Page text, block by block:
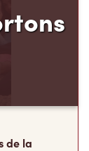
de la